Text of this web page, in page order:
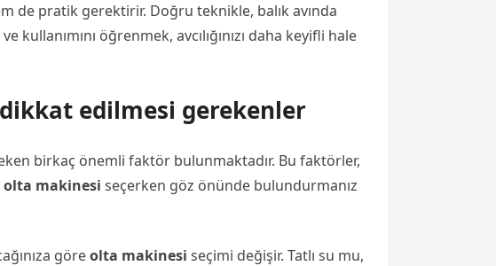
de pratik gerektirir. Doğru teknikle, balık avında
kullanımını öğrenmek, avcılığınızı daha keyifli hale
edilmesi gerekenler
birkaç önemli faktör bulunmaktadır. Bu faktörler,
olta makinesi seçerken göz önünde bulundurmanız
göreolta makinesi seçimi değişir. Tatlı su mu,